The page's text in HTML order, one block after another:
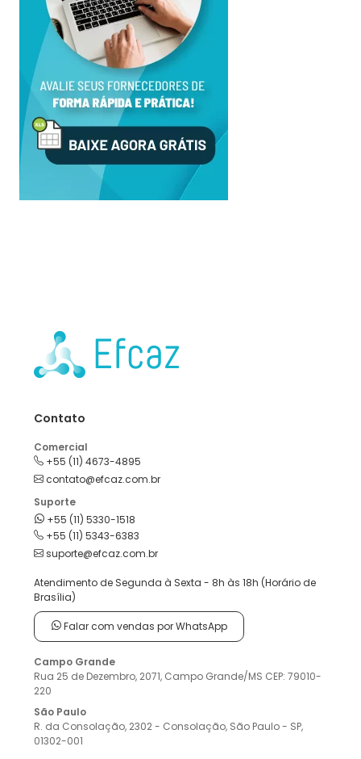
Contato
Comercial
+55 (11) 4673-4895
contato@efcaz.com.br
Suporte
+55 (11) 5330-1518
+55 (11) 5343-6383
suporte@efcaz.com.br
Atendimento de Segunda à Sexta - 8h às 18h (Horário de
Brasília)
Falar com vendas por WhatsApp
Campo Grande
Rua 25 de Dezembro, 2071, Campo Grande/MS CEP: 79010-
220
São Paulo
R. da Consolação, 2302 - Consolação, São Paulo - SP,
01302-001